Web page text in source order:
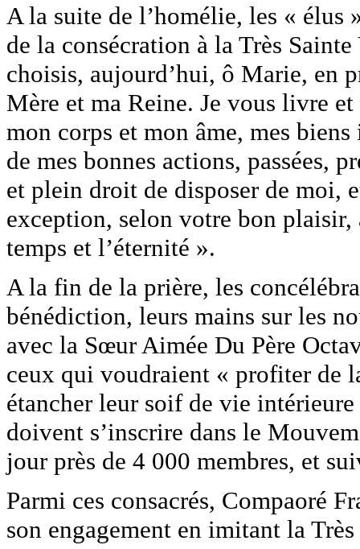
A la suite de l’homélie, les «
de la consécration à la Très
choisis, aujourd’hui, ô Marie, en
Mère et ma Reine. Je vous livre
mon corps et mon âme, mes
de mes bonnes actions, passées,
et plein droit de disposer de moi,
exception, selon votre bon
temps et l’éternité ».
A la fin de la prière, les
bénédiction, leurs mains sur les
avec la Sœur Aimée Du Père
ceux qui voudraient « profiter de
étancher leur soif de vie
doivent s’inscrire dans le
jour près de 4 000 membres, et
Parmi ces consacrés, Compaoré
son engagement en imitant la